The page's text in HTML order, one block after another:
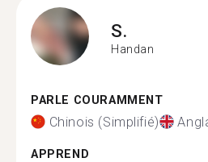
S.
Handan
PARLE COURAMMENT
Chinois (Simplifié)
APPREND